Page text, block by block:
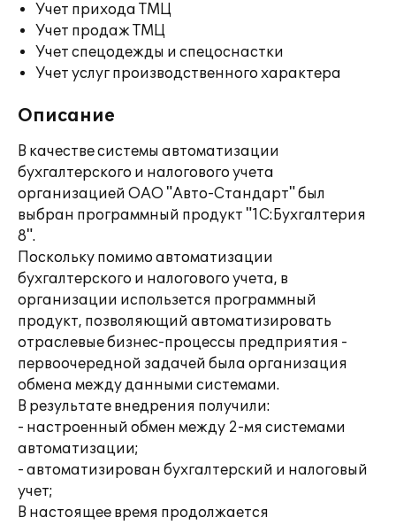
Учет прихода ТМЦ
Учет продаж ТМЦ
Учет спецодежды и спецоснастки
Учет услуг производственного характера
Описание
В качестве системы автоматизации
бухгалтерского и налогового учета
организацией ОАО "Авто-Стандарт" был
выбран программный продукт "1С:Бухгалтерия
8".
Поскольку помимо автоматизации
бухгалтерского и налогового учета, в
организации использется программный
продукт, позволяющий автоматизировать
отраслевые бизнес-процессы предприятия -
первоочередной задачей была организация
обмена между данными системами.
В результате внедрения получили:
- настроенный обмен между 2-мя системами
автоматизации;
- автоматизирован бухгалтерский и налоговый
учет;
В настоящее время продолжается